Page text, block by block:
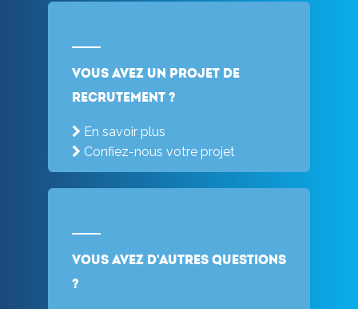
Vous avez un projet de
recrutement ?
En savoir plus
Confiez-nous votre projet
Vous avez d'autres questions
?